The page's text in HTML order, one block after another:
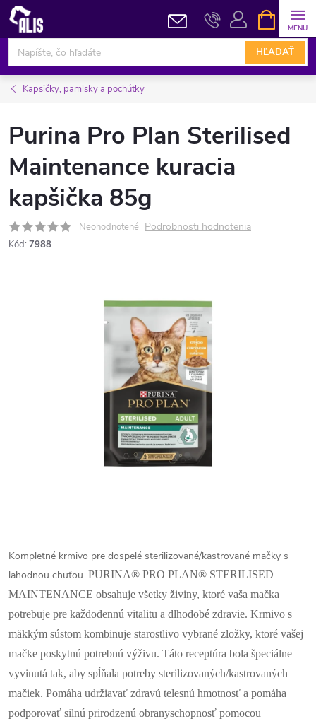
Prejsť
obsah
HĽADAŤ
KOŠÍK
Kapsičky, pamlsky a pochútky
Purina Pro Plan Sterilised
Maintenance kuracia
kapšička 85g
Neohodnotené Podrobnosti hodnotenia
Kód: 7988
Kompletné krmivo pre dospelé sterilizované/kastrované mačky s
lahodnou chuťou. PURINA® PRO PLAN® STERILISED
MAINTENANCE obsahuje všetky živiny, ktoré vaša mačka
potrebuje pre každodennú vitalitu a dlhodobé zdravie. Krmivo s
mäkkým sústom kombinuje starostlivo vybrané zložky, ktoré vašej
mačke poskytnú potrebnú výživu. Táto receptúra bola špeciálne
vyvinutá tak, aby spĺňala potreby sterilizovaných/kastrovaných
mačiek. Pomáha udržiavať zdravú telesnú hmotnosť a pomáha
podporovať silnú prirodzenú obranyschopnosť pomocou